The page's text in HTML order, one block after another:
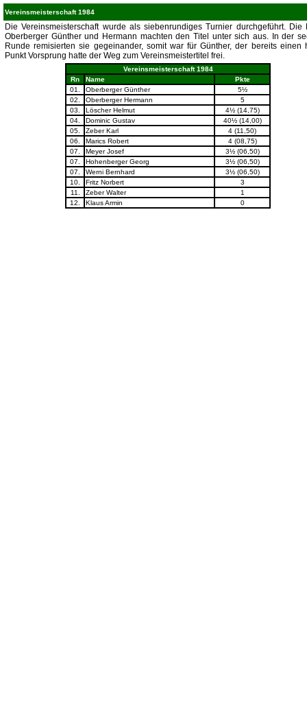
Vereinsmeisterschaft 1984
Die Vereinsmeisterschaft wurde als siebenrundiges Turnier durchgeführt. Die
Oberberger Günther und Hermann machten den Titel unter sich aus. In der
Runde remisierten sie gegeinander, somit war für Günther, der bereits einen
Punkt Vorsprung hatte der Weg zum Vereinsmeistertitel frei.
Vereinsmeisterschaft 1984
Rn
Name
Pkte
01.
Oberberger Günther
5½
02.
Oberberger Hermann
5
03.
Löscher Helmut
4½ (14,75)
04.
Dominic Gustav
40½ (14,00)
05.
Zeber Karl
4 (11,50)
06.
Marics Robert
4 (08,75)
07.
Meyer Josef
3½ (06,50)
07.
Hohenberger Georg
3½ (06,50)
07.
Werni Bernhard
3½ (06,50)
10.
Fritz Norbert
3
11.
Zeber Walter
1
12.
Klaus Armin 0